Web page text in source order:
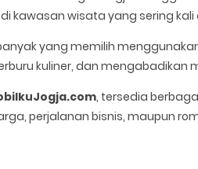
kawasan wisata yang sering
yang memilih
kuliner, dan
, tersedia
perjalanan bisnis, maupun